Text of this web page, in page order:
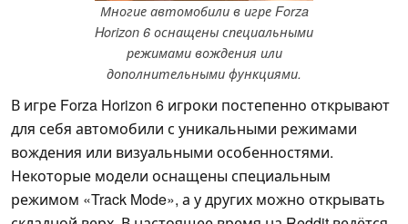
Многие автомобили в игре Forza
Horizon 6 оснащены специальными
режимами вождения или
дополнительными функциями.
В игре Forza Horizon 6 игроки постепенно открывают
для себя автомобили с уникальными режимами
вождения или визуальными особенностями.
Некоторые модели оснащены специальным
режимом «Track Mode», а у других можно открывать